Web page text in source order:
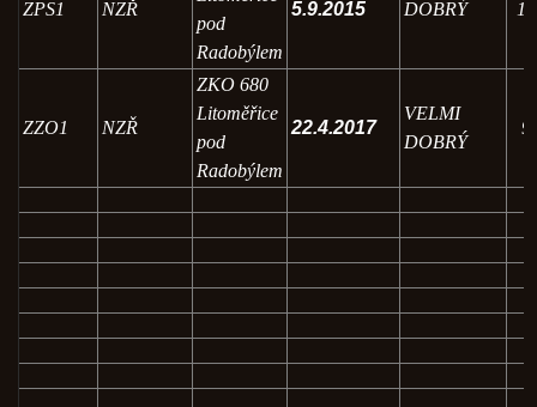
ZPS1 NZŘ
pod
Radobýlem
5.9.2015 DOBRÝ
ZZO1 NZŘ
ZKO 680
Litoměřice
pod
Radobýlem
22.4.2017
VELMI
DOBRÝ